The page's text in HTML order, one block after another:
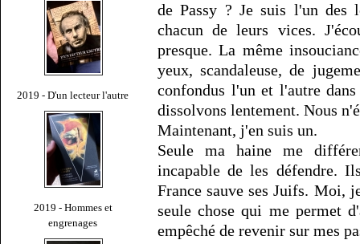
2019 - D'un lecteur l'autre
2019 - Hommes et
engrenages
de Passy ? Je suis l'un des
chacun de leurs vices.
presque. La même
yeux, scandaleuse, de
confondus l'un et l'autre
dissolvons lentement. Nous
Maintenant, j'en suis un.
Seule ma haine me
incapable de les défendre.
France sauve ses Juifs. Moi,
seule chose qui me permet
empêché de revenir sur mes